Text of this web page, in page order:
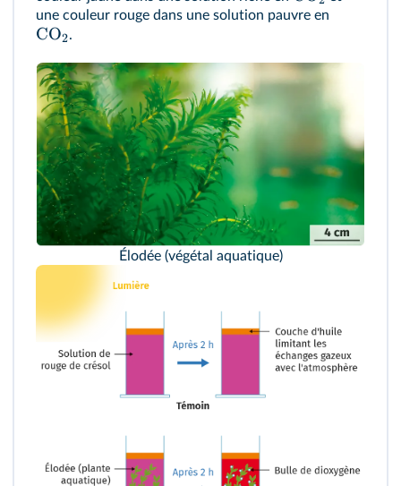
une couleur rouge dans une solution pauvre en
CO2.
Élodée (végétal aquatique)